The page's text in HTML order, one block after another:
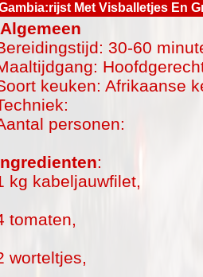
Met Visballetjes En
Algemeen
30-60
keuken: Afrikaanse
personen:
:
kg kabeljauwfilet,
tomaten,
worteltjes,